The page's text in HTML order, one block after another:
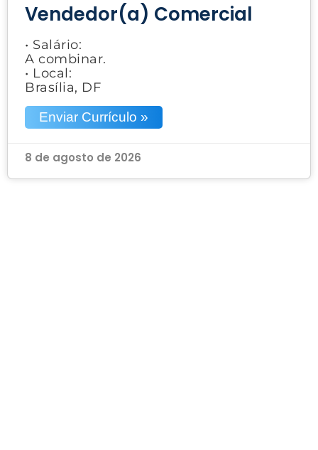
Vendedor(a) Comercial
• Salário:
A combinar.
• Local:
Brasília, DF
Enviar Currículo »
8 de agosto de 2026